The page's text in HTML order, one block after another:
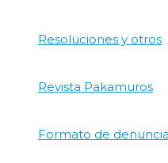
Resoluciones y otros
Revista Pakamuros
Formato de